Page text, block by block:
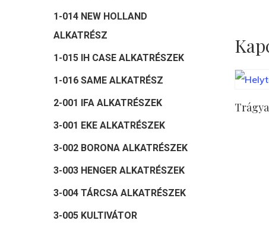
1-014 NEW HOLLAND
ALKATRÉSZ
1-015 IH CASE ALKATRÉSZEK
1-016 SAME ALKATRÉSZ
2-001 IFA ALKATRÉSZEK
3-001 EKE ALKATRÉSZEK
3-002 BORONA ALKATRÉSZEK
3-003 HENGER ALKATRÉSZEK
3-004 TÁRCSA ALKATRÉSZEK
3-005 KULTIVÁTOR